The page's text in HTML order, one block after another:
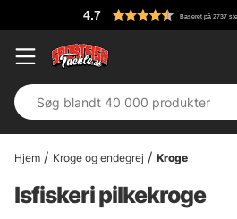
Baseret på 2737 stemmer
Hjem Kroge og endegrej Kroge
Isfiskeri pilkekroge